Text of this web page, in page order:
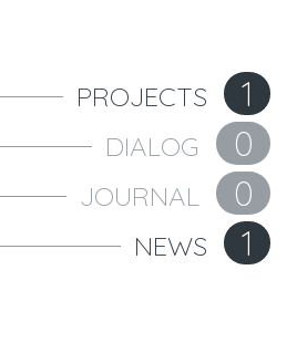
PROJECTS 1
DIALOG 0
JOURNAL 0
NEWS 1